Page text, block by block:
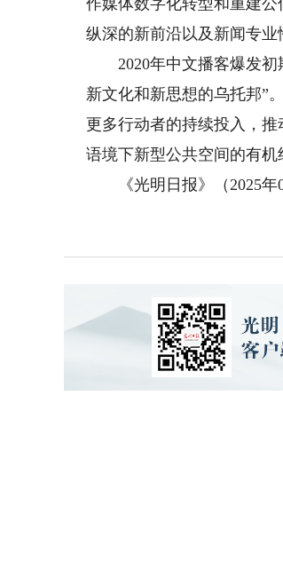
作媒体数字化转型和重建
纵深的新前沿以及新闻专业
2020年中文播客爆发初
新文化和新思想的乌托邦”
更多行动者的持续投入，
语境下新型公共空间的有机
《光明日报》（2025年